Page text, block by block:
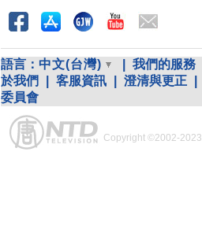
語言： 中文(台灣) 我們的服務
於我們
客服資訊 澄清與更正
委員會
Copyright ©2002-2023